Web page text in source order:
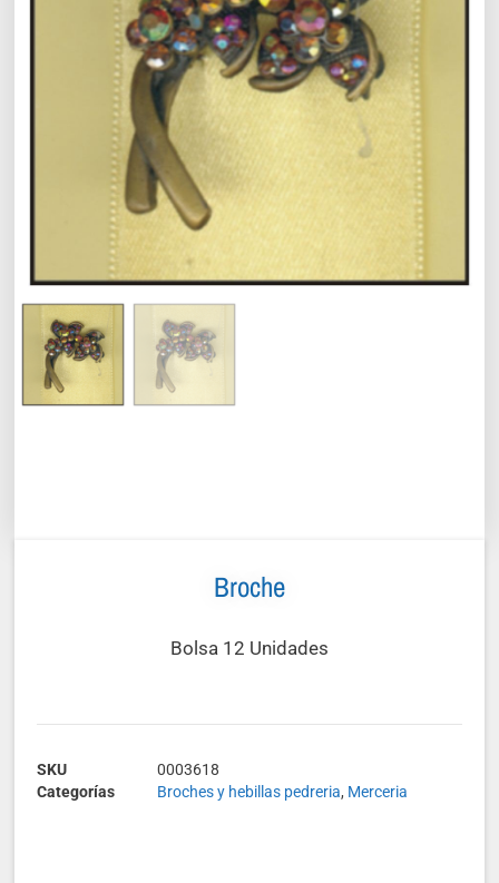
Broche
Bolsa 12 Unidades
SKU
0003618
Categorías
Broches y hebillas pedreria, Merceria